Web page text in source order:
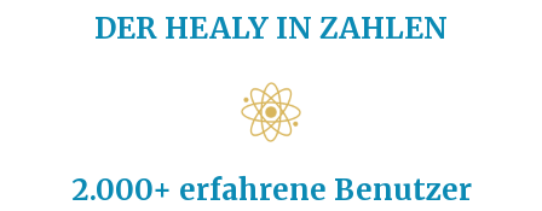
DER HEALY IN ZAHLEN
2.000+ erfahrene Benutzer